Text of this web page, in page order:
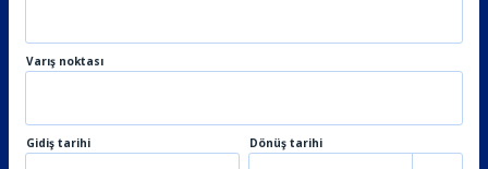
Varış noktası
Gidiş tarihi Dönüş tarihi